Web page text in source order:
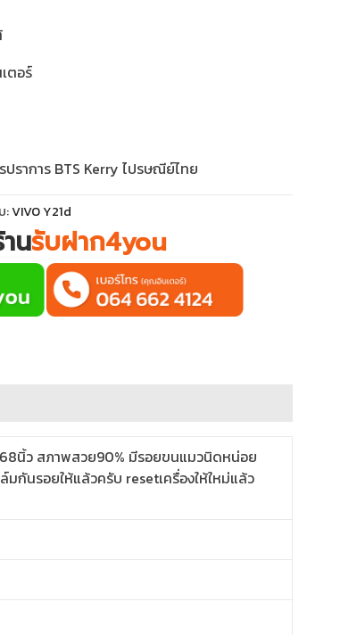
ตอร์
ราการ BTS Kerry ไปรษณีย์ไทย
:VIVO Y21d
นรับฝาก4you
นิ้ว สภาพสวย90% มีรอยขนแมวนิดหน่อย
กันรอยให้แล้วครับ resetเครื่องให้ใหม่แล้ว